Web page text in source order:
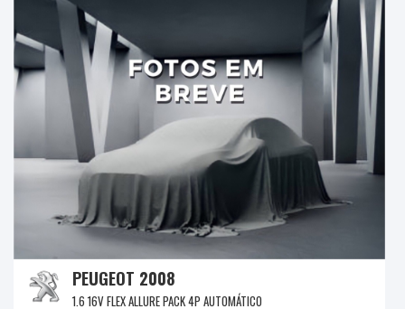
PEUGEOT 2008
1.6 16V FLEX ALLURE PACK 4P AUTOMÁTICO